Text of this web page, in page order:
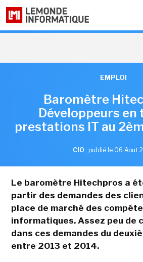
EMPLOI
Baromètre
Développeurs en
prestations IT au
CIO , publié le 06 Aout
Le baromètre Hitechpros a
partir des demandes des
place de marché des
informatiques. Assez peu de
dans ces demandes du
entre 2013 et 2014.